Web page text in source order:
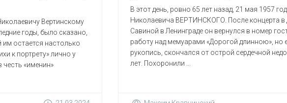
Вертинскому
годы, было сказано,
им остается настолько
к портрету» лично у
честь «именин»
В этот день, ровно 65 лет назад, 21 мая 1957
Николаевича ВЕРТИНСКОГО. После концерта в
Савиной в Ленинграде он вернулся в номер
работу над мемуарами «Дорогой длинною», но
рукопись, скончался от острой сердечной
лет. Похоронили ...